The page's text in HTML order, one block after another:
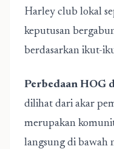
Harley club lokal
keputusan
berdasarkan ikut-
Perbedaan HOG
dilihat dari akar
merupakan
langsung di bawah